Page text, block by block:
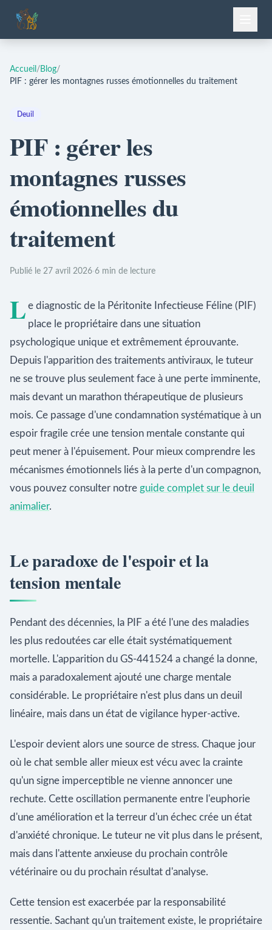
Accueil / Blog/
PIF : gérer les montagnes russes émotionnelles du traitement
Deuil
PIF : gérer les
montagnes russes
émotionnelles du
traitement
Publié le 27 avril 2026·6 min de lecture
L e diagnostic de la Péritonite Infectieuse Féline (PIF)
place le propriétaire dans une situation
psychologique unique et extrêmement éprouvante.
Depuis l'apparition des traitements antiviraux, le tuteur
ne se trouve plus seulement face à une perte imminente,
mais devant un marathon thérapeutique de plusieurs
mois. Ce passage d'une condamnation systématique à un
espoir fragile crée une tension mentale constante qui
peut mener à l'épuisement. Pour mieux comprendre les
mécanismes émotionnels liés à la perte d'un compagnon,
vous pouvez consulter notre guide complet sur le deuil
animalier.
Le paradoxe de l'espoir et la
tension mentale
Pendant des décennies, la PIF a été l'une des maladies
les plus redoutées car elle était systématiquement
mortelle. L'apparition du GS-441524 a changé la donne,
mais a paradoxalement ajouté une charge mentale
considérable. Le propriétaire n'est plus dans un deuil
linéaire, mais dans un état de vigilance hyper-active.
L'espoir devient alors une source de stress. Chaque jour
où le chat semble aller mieux est vécu avec la crainte
qu'un signe imperceptible ne vienne annoncer une
rechute. Cette oscillation permanente entre l'euphorie
d'une amélioration et la terreur d'un échec crée un état
d'anxiété chronique. Le tuteur ne vit plus dans le présent,
mais dans l'attente anxieuse du prochain contrôle
vétérinaire ou du prochain résultat d'analyse.
Cette tension est exacerbée par la responsabilité
ressentie. Sachant qu'un traitement existe, le propriétaire